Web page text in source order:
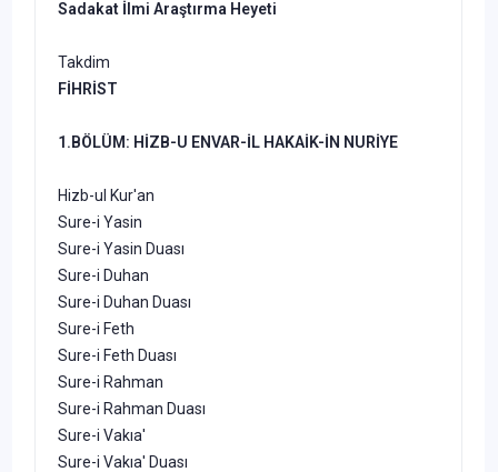
Sadakat İlmi Araştırma Heyeti
Takdim
FİHRİST
1.BÖLÜM: HİZB-U ENVAR-İL HAKAİK-İN NURİYE
Hizb-ul Kur'an
Sure-i Yasin
Sure-i Yasin Duası
Sure-i Duhan
Sure-i Duhan Duası
Sure-i Feth
Sure-i Feth Duası
Sure-i Rahman
Sure-i Rahman Duası
Sure-i Vakıa'
Sure-i Vakıa' Duası